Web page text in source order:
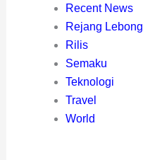
Recent News
Rejang Lebong
Rilis
Semaku
Teknologi
Travel
World